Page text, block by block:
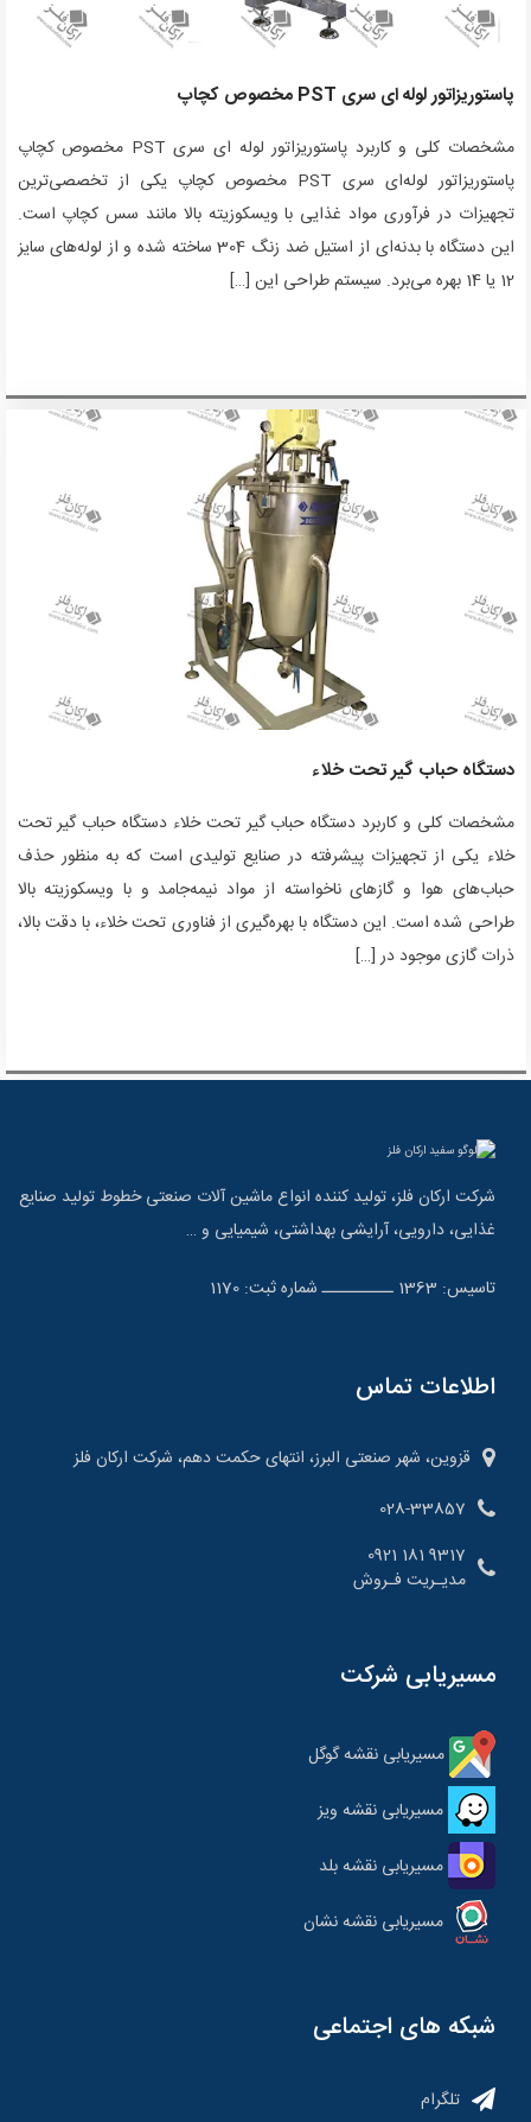
پاستوریزاتور لوله ای سری PST مخصوص کچاپ
مشخصات کلی و کاربرد پاستوریزاتور لوله ای سری PST مخصوص کچاپ
پاستوریزاتور لوله‌ای سری PST مخصوص کچاپ یکی از تخصصی‌ترین
تجهیزات در فرآوری مواد غذایی با ویسکوزیته بالا مانند سس کچاپ است.
این دستگاه با بدنه‌ای از استیل ضد زنگ 304 ساخته شده و از لوله‌های سایز
12 یا 14 بهره می‌برد. سیستم طراحی این […]
دستگاه حباب گیر تحت خلاء
مشخصات کلی و کاربرد دستگاه حباب گیر تحت خلاء دستگاه حباب گیر تحت
خلاء یکی از تجهیزات پیشرفته در صنایع تولیدی است که به منظور حذف
حباب‌های هوا و گازهای ناخواسته از مواد نیمه‌جامد و با ویسکوزیته بالا
طراحی شده است. این دستگاه با بهره‌گیری از فناوری تحت خلاء، با دقت بالا،
ذرات گازی موجود در […]
شرکت ارکان فلز، تولید کننده انواع ماشین آلات صنعتی خطوط تولید صنایع
غذایی، دارویی، آرایشی بهداشتی، شیمیایی و …
تاسیس: 1363 ــــــــــ شماره ثبت: 1170
اطلاعات تماس
قزوین، شهر صنعتی البرز، انتهای حکمت دهم، شرکت ارکان فلز
028-33857
9317 181 0921
مدیـریت فـروش
مسیریابی شرکت
مسیریابی نقشه گوگل
مسیریابی نقشه ویز
مسیریابی نقشه بلد
مسیریابی نقشه نشان
شبکه های اجتماعی
تلگرام